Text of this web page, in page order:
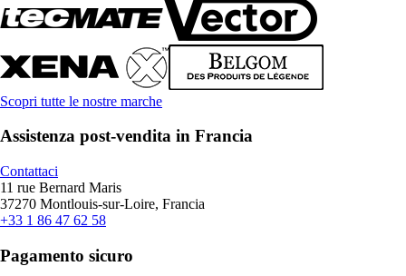
Scopri tutte le nostre marche
Assistenza post-vendita in Francia
Contattaci
11 rue Bernard Maris
37270 Montlouis-sur-Loire, Francia
+33 1 86 47 62 58
Pagamento sicuro